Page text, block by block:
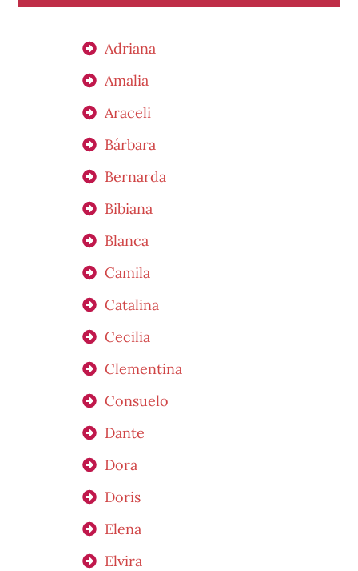
Adriana
Amalia
Araceli
Bárbara
Bernarda
Bibiana
Blanca
Camila
Catalina
Cecilia
Clementina
Consuelo
Dante
Dora
Doris
Elena
Elvira